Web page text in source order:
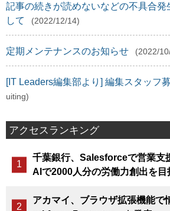
記事の続きが読めないなどの不具合発
して
(2022/12/14)
定期メンテナンスのお知らせ (2022/
[IT Leaders編集部より] 編集スタッフ
uiting)
アクセスランキング
千葉銀行、Salesforceで営業支
AIで2000人分の労働力創出を目
アカマイ、ブラウザ拡張機能で